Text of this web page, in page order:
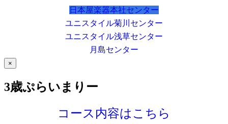
日本屋楽器本社センター
ユニスタイル菊川センター
ユニスタイル浅草センター
月島センター
×
3歳ぷらいまりー
コース内容はこちら